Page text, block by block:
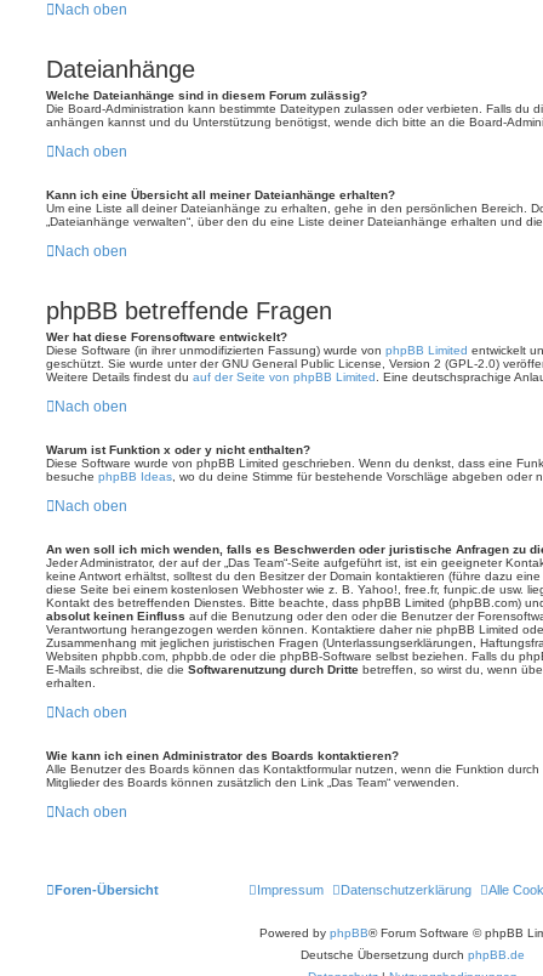
Nach oben
Dateianhänge
Welche Dateianhänge sind in diesem Forum zulässig?
Die Board-Administration kann bestimmte Dateitypen zulassen oder verbieten. Falls du
anhängen kannst und du Unterstützung benötigst, wende dich bitte an die Board-
Nach oben
Kann ich eine Übersicht all meiner Dateianhänge erhalten?
Um eine Liste all deiner Dateianhänge zu erhalten, gehe in den persönlichen Bereich.
„Dateianhänge verwalten“, über den du eine Liste deiner Dateianhänge erhalten und
Nach oben
phpBB betreffende Fragen
Wer hat diese Forensoftware entwickelt?
Diese Software (in ihrer unmodifizierten Fassung) wurde von phpBB Limited entwickelt
geschützt. Sie wurde unter der GNU General Public License, Version 2 (GPL-2.0)
Weitere Details findest du auf der Seite von phpBB Limited . Eine deutschsprachige
Nach oben
Warum ist Funktion x oder y nicht enthalten?
Diese Software wurde von phpBB Limited geschrieben. Wenn du denkst, dass eine
besuche phpBB Ideas , wo du deine Stimme für bestehende Vorschläge abgeben oder
Nach oben
An wen soll ich mich wenden, falls es Beschwerden oder juristische Anfragen zu
Jeder Administrator, der auf der „Das Team“-Seite aufgeführt ist, ist ein geeigneter
keine Antwort erhältst, solltest du den Besitzer der Domain kontaktieren (führe dazu eine
diese Seite bei einem kostenlosen Webhoster wie z. B. Yahoo!, free.fr, funpic.de usw.
Kontakt des betreffenden Dienstes. Bitte beachte, dass phpBB Limited (phpBB.com)
absolut keinen Einfluss auf die Benutzung oder den oder die Benutzer der
Verantwortung herangezogen werden können. Kontaktiere daher nie phpBB Limited
Zusammenhang mit jeglichen juristischen Fragen (Unterlassungserklärungen,
Websiten phpbb.com, phpbb.de oder die phpBB-Software selbst beziehen. Falls du
E-Mails schreibst, die die Softwarenutzung durch Dritte betreffen, so wirst du, wenn
erhalten.
Nach oben
Wie kann ich einen Administrator des Boards kontaktieren?
Alle Benutzer des Boards können das Kontaktformular nutzen, wenn die Funktion
Mitglieder des Boards können zusätzlich den Link „Das Team“ verwenden.
Nach oben
Foren-Übersicht Alle
Datenschutzerklärung
Impressum
Powered by phpBB® Forum Software © phpBB
Deutsche Übersetzung durch phpBB.de